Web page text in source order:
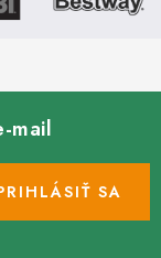
mail
SA